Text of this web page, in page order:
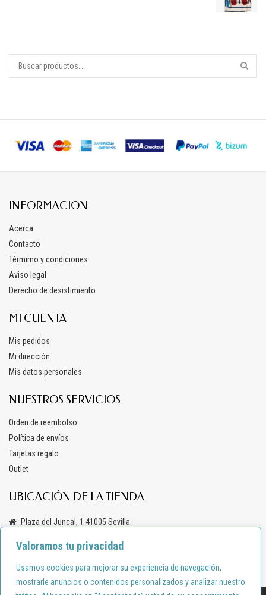
Valoramos tu privacidad
Usamos cookies para mejorar su experiencia de navegación,
mostrarle anuncios o contenidos personalizados y analizar nuestro
INFORMACION
Acerca
Contacto
Térmimo y condiciones
Aviso legal
Derecho de desistimiento
MI CUENTA
Mis pedidos
Mi dirección
Mis datos personales
NUESTROS SERVICIOS
Orden de reembolso
Política de envíos
Tarjetas regalo
Outlet
UBICACIÓN DE LA TIENDA
Plaza del Juncal, 1 41005 Sevilla